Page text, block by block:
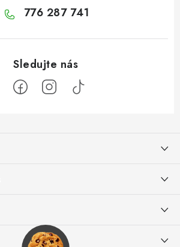
776 287 741